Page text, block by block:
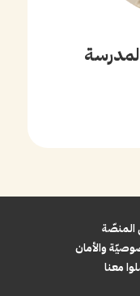
والأمان
معنا